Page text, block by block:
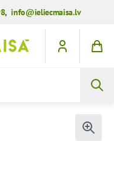
,info@ieliecmaisa.lv